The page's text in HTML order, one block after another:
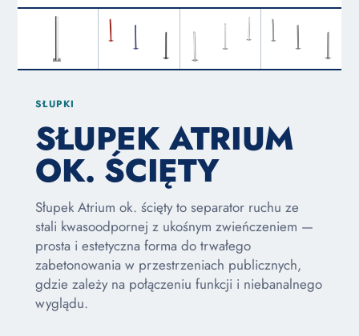
SŁUPKI
SŁUPEK ATRIUM
OK. ŚCIĘTY
Słupek Atrium ok. ścięty to separator ruchu ze
stali kwasoodpornej z ukośnym zwieńczeniem —
prosta i estetyczna forma do trwałego
zabetonowania w przestrzeniach publicznych,
gdzie zależy na połączeniu funkcji i niebanalnego
wyglądu.